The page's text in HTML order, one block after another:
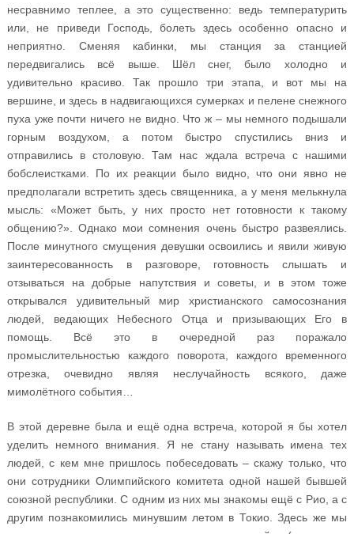
несравнимо теплее, а это существенно: ведь температурить
или, не приведи Господь, болеть здесь особенно опасно и
неприятно. Сменяя кабинки, мы станция за станцией
передвигались всё выше. Шёл снег, было холодно и
удивительно красиво. Так прошло три этапа, и вот мы на
вершине, и здесь в надвигающихся сумерках и пелене снежного
пуха уже почти ничего не видно. Что ж – мы немного подышали
горным воздухом, а потом быстро спустились вниз и
отправились в столовую. Там нас ждала встреча с нашими
бобслеистками. По их реакции было видно, что они явно не
предполагали встретить здесь священника, а у меня мелькнула
мысль: «Может быть, у них просто нет готовности к такому
общению?». Однако мои сомнения очень быстро развеялись.
После минутного смущения девушки освоились и явили живую
заинтересованность в разговоре, готовность слышать и
отзываться на добрые напутствия и советы, и в этом тоже
открывался удивительный мир христианского самосознания
людей, ведающих Небесного Отца и призывающих Его в
помощь. Всё это в очередной раз поражало
промыслительностью каждого поворота, каждого временного
отрезка, очевидно являя неслучайность всякого, даже
мимолётного события…
В этой деревне была и ещё одна встреча, которой я бы хотел
уделить немного внимания. Я не стану называть имена тех
людей, с кем мне пришлось побеседовать – скажу только, что
они сотрудники Олимпийского комитета одной нашей бывшей
союзной республики. С одним из них мы знакомы ещё с Рио, а с
другим познакомились минувшим летом в Токио. Здесь же мы